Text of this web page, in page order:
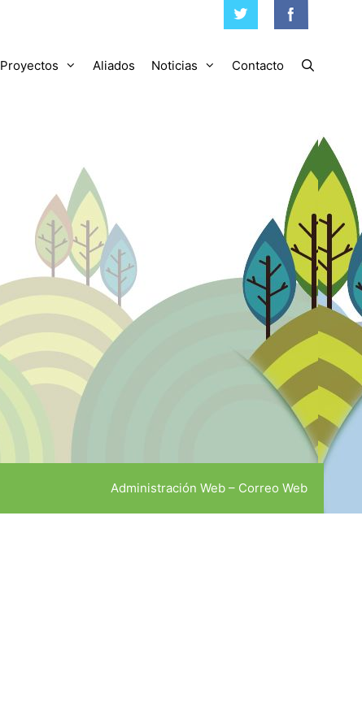
Proyectos Aliados Noticias Contacto
Administración Web – Correo Web